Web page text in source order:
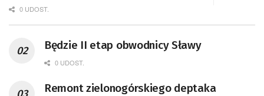
0 UDOST.
Będzie II etap obwodnicy Sławy
0 UDOST.
Remont zielonogórskiego deptaka